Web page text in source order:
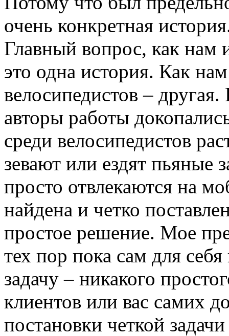
очень конкретная
Главный вопрос, как нам
это одна история. Как
велосипедистов –
авторы работы
среди велосипедистов
зевают или ездят пьяные
просто отвлекаются на
найдена и четко
простое решение. Мое
тех пор пока сам для
задачу – никакого
клиентов или вас самих
постановки четкой